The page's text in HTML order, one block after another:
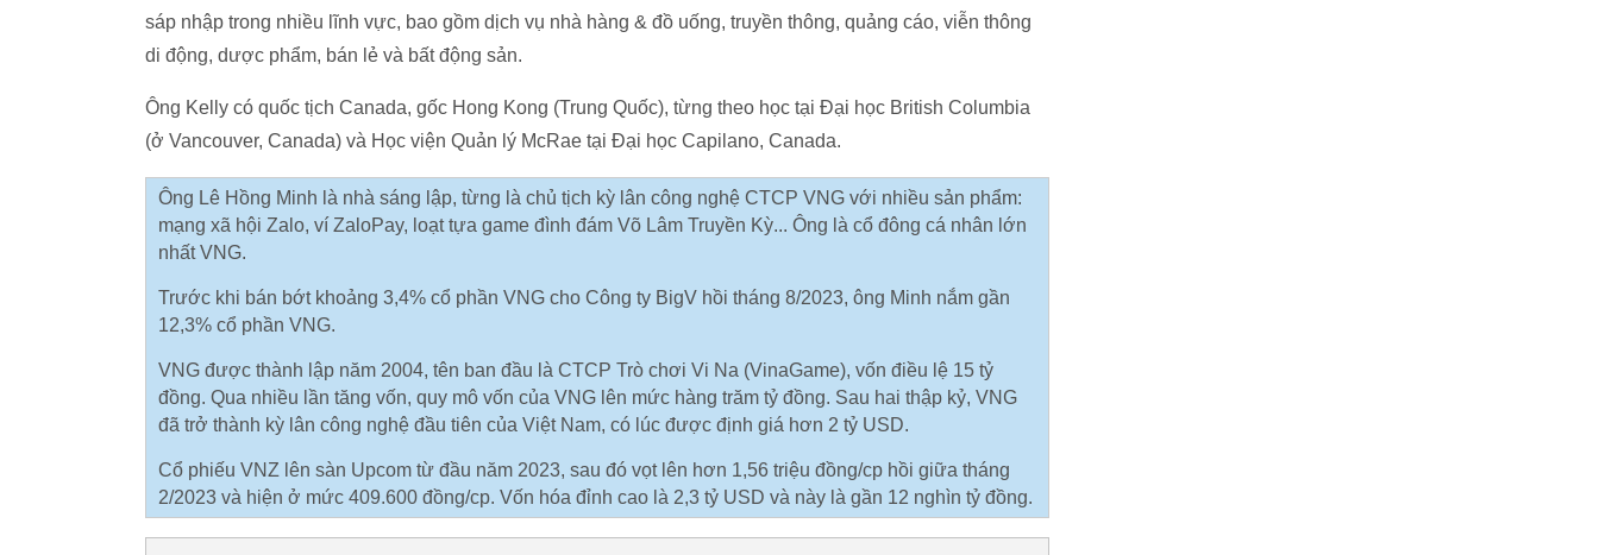
sáp nhập trong nhiều lĩnh vực, bao gồm dịch vụ nhà hàng & đồ uống, truyền thông, quảng cáo, viễn thông
di động, dược phẩm, bán lẻ và bất động sản.
Ông Kelly có quốc tịch Canada, gốc Hong Kong (Trung Quốc), từng theo học tại Đại học British Columbia
(ở Vancouver, Canada) và Học viện Quản lý McRae tại Đại học Capilano, Canada.
Ông Lê Hồng Minh là nhà sáng lập, từng là chủ tịch kỳ lân công nghệ CTCP VNG với nhiều sản phẩm:
mạng xã hội Zalo, ví ZaloPay, loạt tựa game đình đám Võ Lâm Truyền Kỳ... Ông là cổ đông cá nhân lớn
nhất VNG.
Trước khi bán bớt khoảng 3,4% cổ phần VNG cho Công ty BigV hồi tháng 8/2023, ông Minh nắm gần
12,3% cổ phần VNG.
VNG được thành lập năm 2004, tên ban đầu là CTCP Trò chơi Vi Na (VinaGame), vốn điều lệ 15 tỷ
đồng. Qua nhiều lần tăng vốn, quy mô vốn của VNG lên mức hàng trăm tỷ đồng. Sau hai thập kỷ, VNG
đã trở thành kỳ lân công nghệ đầu tiên của Việt Nam, có lúc được định giá hơn 2 tỷ USD.
Cổ phiếu VNZ lên sàn Upcom từ đầu năm 2023, sau đó vọt lên hơn 1,56 triệu đồng/cp hồi giữa tháng
2/2023 và hiện ở mức 409.600 đồng/cp. Vốn hóa đỉnh cao là 2,3 tỷ USD và này là gần 12 nghìn tỷ đồng.